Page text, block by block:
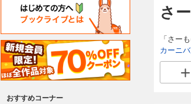
さ
「さー
カーニバ
おすすめコーナー